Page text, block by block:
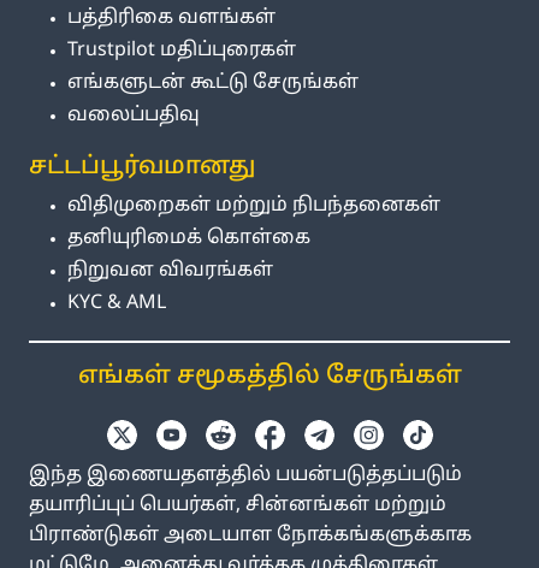
பத்திரிகை வளங்கள்
Trustpilot மதிப்புரைகள்
எங்களுடன் கூட்டு சேருங்கள்
வலைப்பதிவு
சட்டப்பூர்வமானது
விதிமுறைகள் மற்றும் நிபந்தனைகள்
தனியுரிமைக் கொள்கை
நிறுவன விவரங்கள்
KYC & AML
எங்கள் சமூகத்தில் சேருங்கள்
இந்த இணையதளத்தில் பயன்படுத்தப்படும்
தயாரிப்புப் பெயர்கள், சின்னங்கள் மற்றும்
பிராண்டுகள் அடையாள நோக்கங்களுக்காக